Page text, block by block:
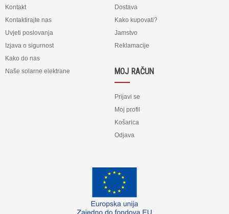
Kontakt
Kontaktirajte nas
Uvjeti poslovanja
Izjava o sigurnost
Kako do nas
Naše solarne elektrane
Dostava
Kako kupovati?
Jamstvo
Reklamacije
MOJ RAČUN
Prijavi se
Moj profil
Košarica
Odjava